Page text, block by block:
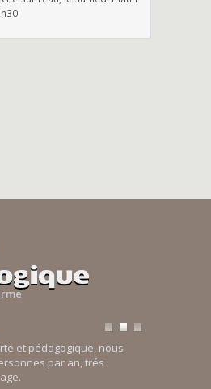
et pédagogique, nous
par an, trés